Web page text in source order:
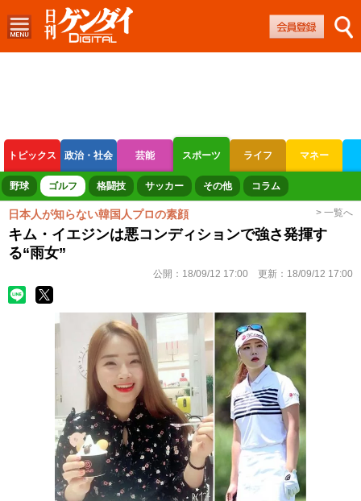
トピックス 政治・社会 芸能 スポーツ ライフ マネー
ボートレース 競輪 オートレース
野球 ゴルフ 格闘技 サッカー その他 コラム
日本人が知らない韓国人プロの素顔 > 一覧へ
キム・イエジンは悪コンディションで強さ発揮す
る“雨女”
公開： 18/09/12 17:00 更新： 18/09/12 17:00